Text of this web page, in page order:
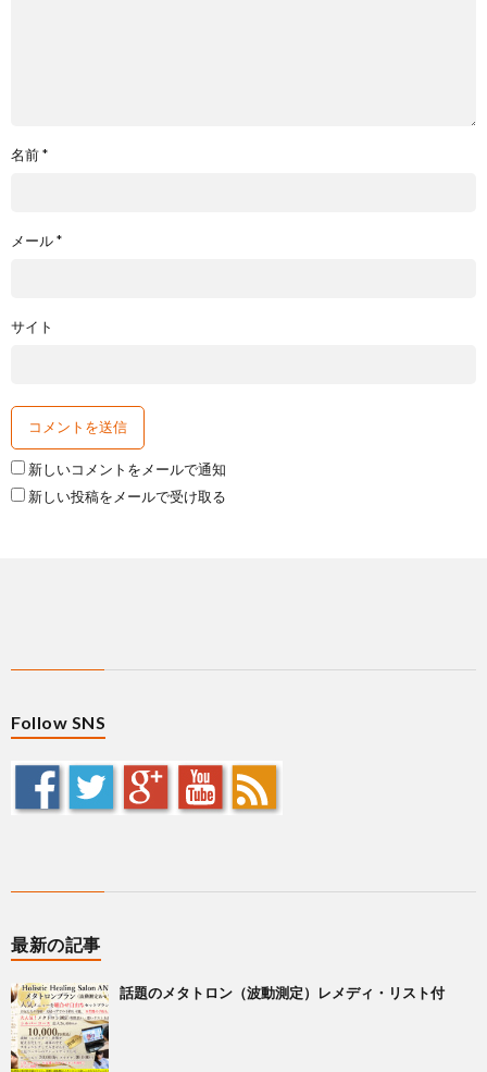
名前*
メール*
サイト
新しいコメントをメールで通知
新しい投稿をメールで受け取る
Follow SNS
最新の記事
話題のメタトロン（波動測定）レメディ・リスト付